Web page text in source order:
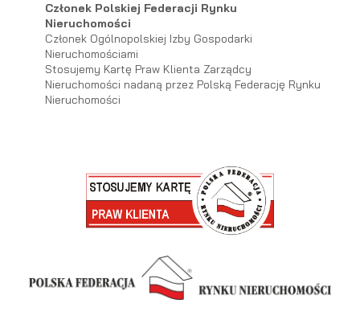
Członek Polskiej Federacji Rynku
Nieruchomości
Członek Ogólnopolskiej Izby Gospodarki
Nieruchomościami
Stosujemy Kartę Praw Klienta Zarządcy
Nieruchomości nadaną przez Polską Federację Rynku
Nieruchomości